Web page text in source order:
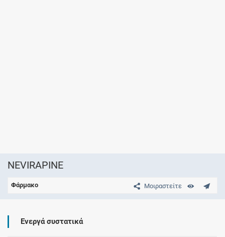
NEVIRAPINE
Μοιραστείτε
Φάρμακο
Ενεργά συστατικά